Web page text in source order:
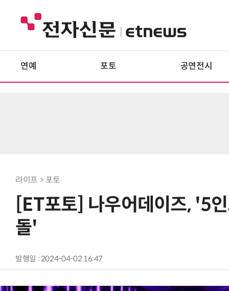
연예 포토 공연전시
라이프 > 포토
[ET포토] 나우어데이즈, '5
돌'
발행일 : 2024-04-02 16:47
AI Native Enterprise를 지원하는 AI Ready Data